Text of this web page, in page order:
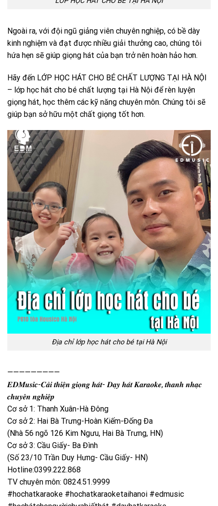
Ngoài ra, với đội ngũ giảng viên chuyên nghiệp, có bề dày
kinh nghiệm và đạt được nhiều giải thưởng cao, chúng tôi
hứa hẹn sẽ giúp giọng hát của bạn trở nên hoàn hảo hơn.
Hãy đến LỚP HỌC HÁT CHO BÉ CHẤT LƯỢNG TẠI HÀ NỘI
– lớp học hát cho bé chất lượng tại Hà Nội để rèn luyện
giọng hát, học thêm các kỹ năng chuyên môn. Chúng tôi sẽ
giúp bạn sở hữu một chất giọng tốt hơn.
Địa chỉ lớp học hát cho bé tại Hà Nội
—————————
𝑬𝑫𝑴𝒖𝒔𝒊𝒄-𝑪𝒂̉𝒊 𝒕𝒉𝒊𝒆̣̂𝒏 𝒈𝒊𝒐̣𝒏𝒈 𝒉𝒂́𝒕- 𝑫𝒂̣𝒚 𝒉𝒂́𝒕 𝑲𝒂𝒓𝒂𝒐𝒌𝒆, 𝒕𝒉𝒂𝒏𝒉 𝒏𝒉𝒂̣𝒄
𝒄𝒉𝒖𝒚𝒆̂𝒏 𝒏𝒈𝒉𝒊𝒆̣̂𝒑
Cơ sở 1: Thanh Xuân-Hà Đông
Cơ sở 2: Hai Bà Trưng-Hoàn Kiếm-Đống Đa
(Nhà 56 ngõ 126 Kim Ngưu, Hai Bà Trưng, HN)
Cơ sở 3: Cầu Giấy- Ba Đình
(Số 23/10 Trần Duy Hưng- Cầu Giấy- HN)
Hotline:0399.222.868
TV chuyên môn: 0824.51.9999
#hochatkaraoke #hochatkaraoketaihanoi #edmusic